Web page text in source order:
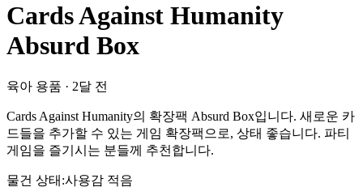
Cards Against Humanity
Absurd Box
육아 용품 · 2달 전
Cards Against Humanity의 확장팩 Absurd Box입니다. 새로운 카
드들을 추가할 수 있는 게임 확장팩으로, 상태 좋습니다. 파티
게임을 즐기시는 분들께 추천합니다.
물건 상태 :사용감 적음